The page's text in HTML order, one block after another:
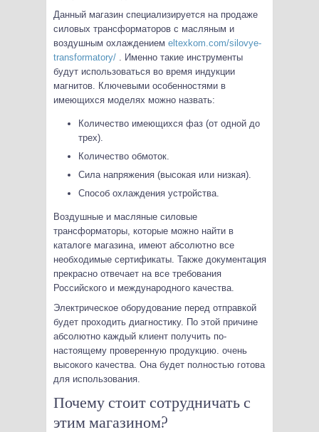
Данный магазин специализируется на продаже
силовых трансформаторов с масляным и
воздушным охлаждением eltexkom.com/silovye-
transformatory/ . Именно такие инструменты
будут использоваться во время индукции
магнитов. Ключевыми особенностями в
имеющихся моделях можно назвать:
Количество имеющихся фаз (от одной до
трех).
Количество обмоток.
Сила напряжения (высокая или низкая).
Способ охлаждения устройства.
Воздушные и масляные силовые
трансформаторы, которые можно найти в
каталоге магазина, имеют абсолютно все
необходимые сертификаты. Также документация
прекрасно отвечает на все требования
Российского и международного качества.
Электрическое оборудование перед отправкой
будет проходить диагностику. По этой причине
абсолютно каждый клиент получить по-
настоящему проверенную продукцию. очень
высокого качества. Она будет полностью готова
для использования.
Почему стоит сотрудничать с
этим магазином?